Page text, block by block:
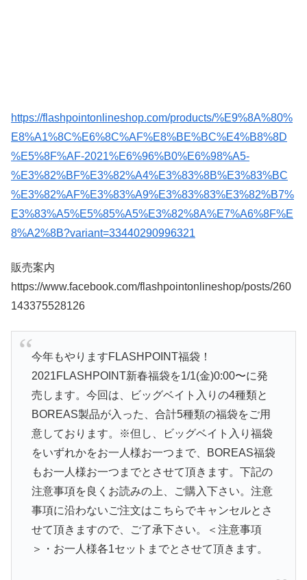
https://flashpointonlineshop.com/products/%E9%8A%80%
E8%A1%8C%E6%8C%AF%E8%BE%BC%E4%B8%8D
%E5%8F%AF-2021%E6%96%B0%E6%98%A5-
%E3%82%BF%E3%82%A4%E3%83%8B%E3%83%BC
%E3%82%AF%E3%83%A9%E3%83%83%E3%82%B7%
E3%83%A5%E5%85%A5%E3%82%8A%E7%A6%8F%E
8%A2%8B?variant=33440290996321
販売案内
https://www.facebook.com/flashpointonlineshop/posts/260
143375528126
今年もやりますFLASHPOINT福袋！
2021FLASHPOINT新春福袋を1/1(金)0:00〜に発
売します。今回は、ビッグベイト入りの4種類と
BOREAS製品が入った、合計5種類の福袋をご用
意しております。※但し、ビッグベイト入り福袋
をいずれかをお一人様お一つまで、BOREAS福袋
もお一人様お一つまでとさせて頂きます。下記の
注意事項を良くお読みの上、ご購入下さい。注意
事項に沿わないご注文はこちらでキャンセルとさ
せて頂きますので、ご了承下さい。＜注意事項
＞・お一人様各1セットまでとさせて頂きます。